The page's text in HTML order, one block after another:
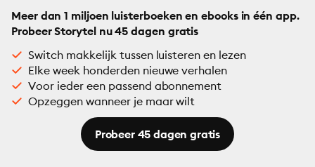
Meer dan 1 miljoen luisterboeken en ebooks in één app.
Probeer Storytel nu 45 dagen gratis
Switch makkelijk tussen luisteren en lezen
Elke week honderden nieuwe verhalen
Voor ieder een passend abonnement
Opzeggen wanneer je maar wilt
Probeer 45 dagen gratis